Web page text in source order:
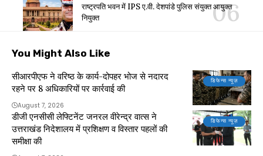
राष्ट्रपति भवन में IPS ए.वी. देशपांडे पुलिस संयुक्त आयुक्त
नियुक्त
You Might Also Like
डिफेन्स न्यूज़
सीआरपीएफ ने वरिष्ठ के कार्य-दोपहर भोज से नदारद
रहने पर 8 अधिकारियों पर कार्रवाई की
August 7, 2026
डिफेन्स न्यूज़
डीजी एनसीसी लेफ्टिनेंट जनरल वीरेन्द्र वात्स ने
उत्तराखंड निदेशालय में प्रशिक्षण व विस्तार पहलों की
समीक्षा की